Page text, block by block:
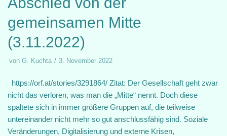
gemeinsamen Mitte
(3.11.2022)
von G. Kuchta 3. November 2022
https://orf.at/stories/3291864/ Zitat: Der Gesellschaft geht zwar
nicht das verloren, was man die „Mitte“ nennt. Doch diese
spaltete sich in immer größere Gruppen auf, die teilweise
untereinander nicht mehr so gut anschlussfähig sind. Soziale
Veränderungen, Digitalisierung und externe Krisen,